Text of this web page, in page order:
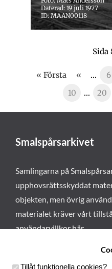
Daterad: 19 juli 1977
ID: MAAN00118
Sida
« Första « ... 6
10
... 20
Smalspårsarkivet
Samlingarna på
upphovsrättsskyddat
objekten, men övrig
materialet kräver vårt
användarvillkor här.
Tillåt funktionella cookies?